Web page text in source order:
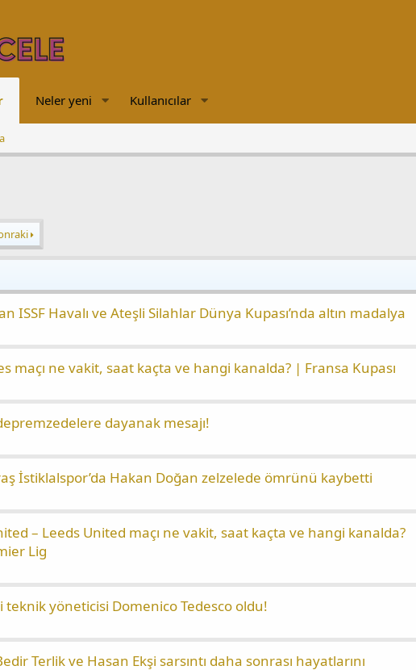
Neler yeni Kullanıcılar
ISSF Havalı ve Ateşli Silahlar Dünya Kupası’nda altın madalya
maçı ne vakit, saat kaçta ve hangi kanalda? | Fransa Kupası
dayanak mesajı!
İstiklalspor’da Hakan Doğan zelzelede ömrünü kaybetti
– Leeds United maçı ne vakit, saat kaçta ve hangi kanalda?
Lig
teknik yöneticisi Domenico Tedesco oldu!
Terlik ve Hasan Ekşi sarsıntı daha sonrası hayatlarını